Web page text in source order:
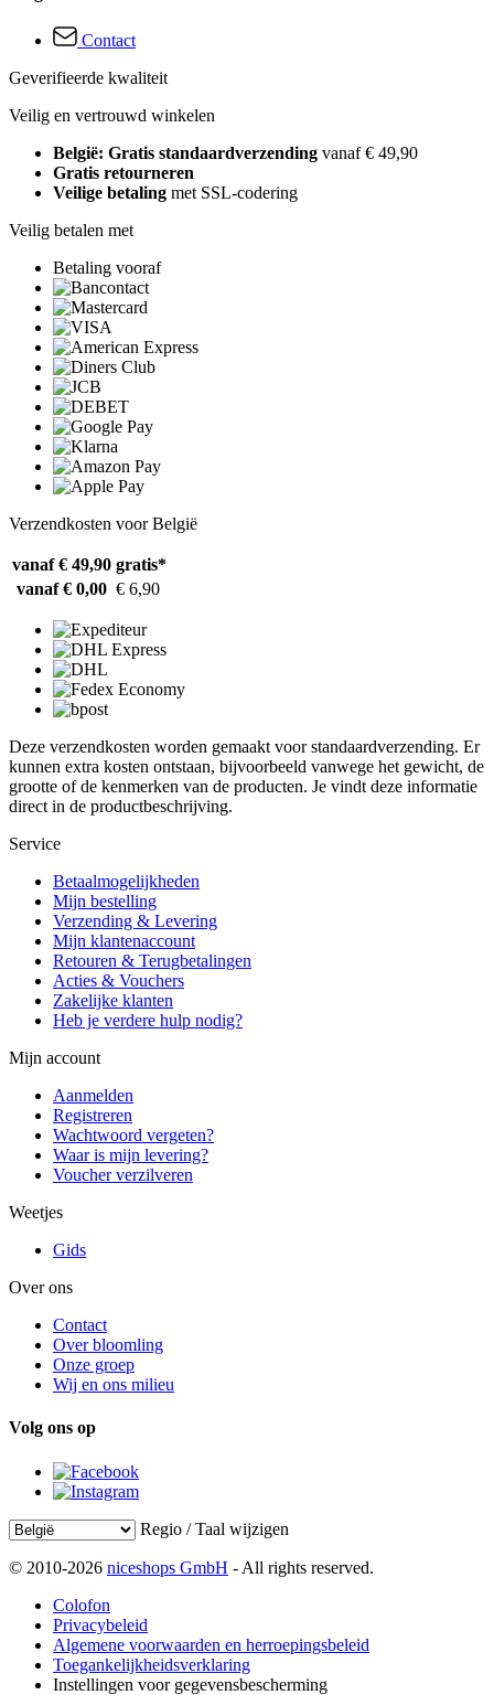
Contact
Geverifieerde kwaliteit
Veilig en vertrouwd winkelen
België: Gratis standaardverzending vanaf € 49,90
Gratis retourneren
Veilige betaling met SSL-codering
Veilig betalen met
Betaling vooraf
Verzendkosten voor België
vanaf € 49,90 gratis*
vanaf € 0,00 € 6,90
Deze verzendkosten worden gemaakt voor standaardverzending. Er
kunnen extra kosten ontstaan, bijvoorbeeld vanwege het gewicht, de
grootte of de kenmerken van de producten. Je vindt deze informatie
direct in de productbeschrijving.
Service
Betaalmogelijkheden
Mijn bestelling
Verzending & Levering
Mijn klantenaccount
Retouren & Terugbetalingen
Acties & Vouchers
Zakelijke klanten
Heb je verdere hulp nodig?
Mijn account
Aanmelden
Registreren
Wachtwoord vergeten?
Waar is mijn levering?
Voucher verzilveren
Weetjes
Gids
Over ons
Contact
Over bloomling
Onze groep
Wij en ons milieu
Volg ons op
Regio / Taal wijzigen
© 2010-2026 niceshops GmbH - All rights reserved.
Colofon
Privacybeleid
Algemene voorwaarden en herroepingsbeleid
Toegankelijkheidsverklaring
Instellingen voor gegevensbescherming